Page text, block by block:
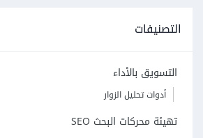
التصنيفات
التسويق بالأداء
أدوات تحليل الزوار
تهيئة محركات البحث SEO